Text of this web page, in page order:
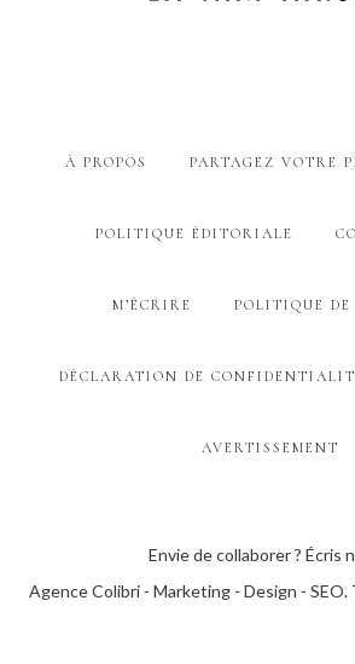
À PROPOS PARTAGEZ VOTRE
POLITIQUE ÉDITORIALE
M’ÉCRIRE POLITIQUE DE
DÉCLARATION DE
AVERTISSEMENT
Envie de collaborer ? Écris
Agence Colibri - Marketing - Design - SEO.